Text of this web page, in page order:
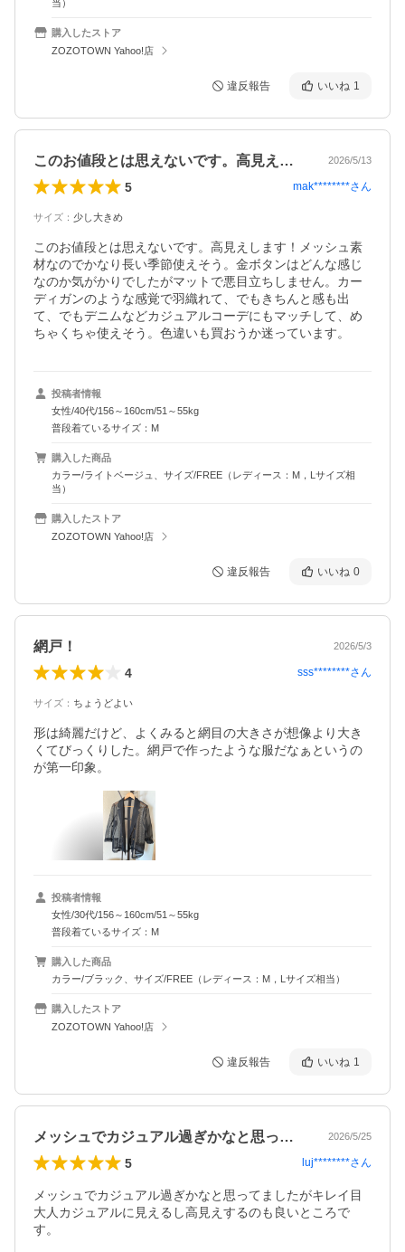
当）
購入したストア
ZOZOTOWN Yahoo!店
違反報告 いいね 1
このお値段とは思えないです。高見えしま… 2026/5/13
5 mak********さん
サイズ ： 少し大きめ
このお値段とは思えないです。高見えします！メッシュ素
材なのでかなり長い季節使えそう。金ボタンはどんな感じ
なのか気がかりでしたがマットで悪目立ちしません。カー
ディガンのような感覚で羽織れて、でもきちんと感も出
て、でもデニムなどカジュアルコーデにもマッチして、め
ちゃくちゃ使えそう。色違いも買おうか迷っています。
投稿者情報
女性/40代/156～160cm/51～55kg
普段着ているサイズ：M
購入した商品
カラー/ライトベージュ、サイズ/FREE（レディース：M，Lサイズ相
当）
購入したストア
ZOZOTOWN Yahoo!店
違反報告 いいね 0
網戸！ 2026/5/3
4 sss********さん
サイズ ： ちょうどよい
形は綺麗だけど、よくみると網目の大きさが想像より大き
くてびっくりした。網戸で作ったような服だなぁというの
が第一印象。
投稿者情報
女性/30代/156～160cm/51～55kg
普段着ているサイズ：M
購入した商品
カラー/ブラック、サイズ/FREE（レディース：M，Lサイズ相当）
購入したストア
ZOZOTOWN Yahoo!店
違反報告 いいね 1
メッシュでカジュアル過ぎかなと思ってま… 2026/5/25
5 luj********さん
メッシュでカジュアル過ぎかなと思ってましたがキレイ目
大人カジュアルに見えるし高見えするのも良いところで
す。